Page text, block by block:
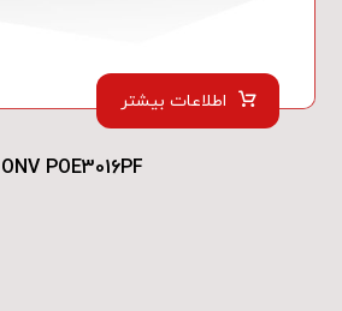
ONV POE3016PF
اطلاعات بیشتر